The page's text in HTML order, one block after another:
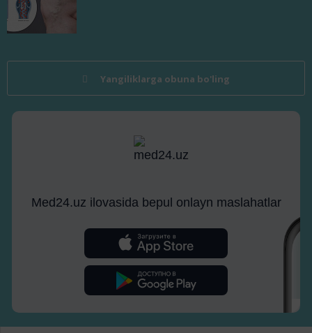
Yangiliklarga obuna bo'ling
Med24.uz ilovasida bepul onlayn maslahatlar